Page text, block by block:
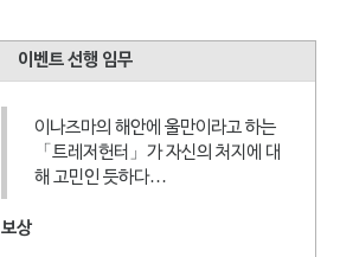
이벤트 선행 임무
이나즈마의 해안에 울만이라고 하는
「트레저헌터」가 자신의 처지에 대
해 고민인 듯하다…
보상